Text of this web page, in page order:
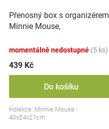
Přenosný box s organizérem
Minnie Mouse,
růžová
momentálně nedostupné (5 ks)
439 Kč
Do košíku
Kolekce: Minnie Mouse -
40x24x21cm